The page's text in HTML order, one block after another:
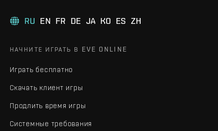
RU EN FR DE JA KO ES ZH
НАЧНИТЕ ИГРАТЬ В EVE ONLINE
Играть бесплатно
Скачать клиент игры
Продлить время игры
Системные требования